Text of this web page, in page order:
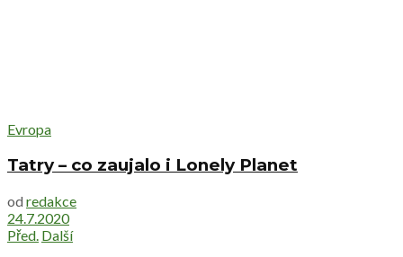
Evropa
Tatry – co zaujalo i Lonely Planet
od redakce
24.7.2020
Před. Další